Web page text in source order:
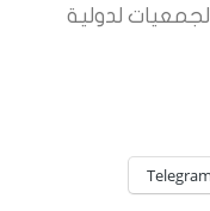
لدولية
Telegram